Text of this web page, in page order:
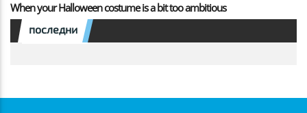
When your Halloween costume is a bit too ambitious
последни